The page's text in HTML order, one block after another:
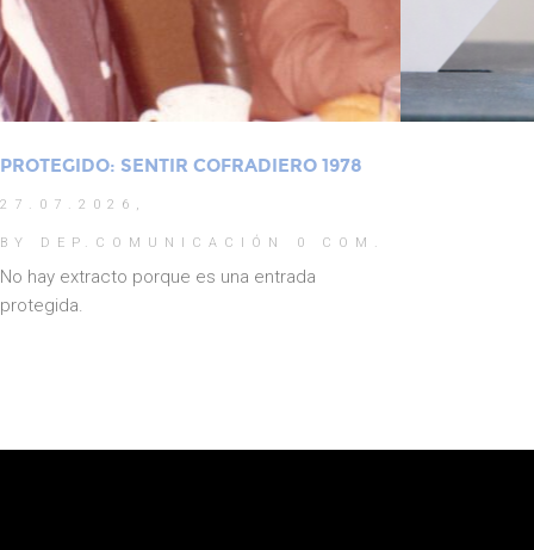
PROTEGIDO: SENTIR COFRADIERO 1978
27.07.2026,
BY DEP.COMUNICACIÓN 0 COM.
No hay extracto porque es una entrada
protegida.